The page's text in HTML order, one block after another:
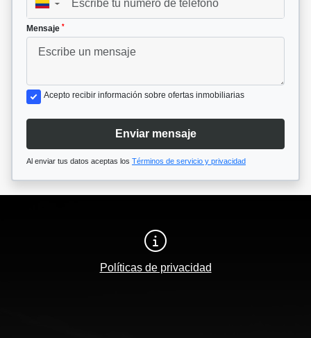
▼
Mensaje *
Acepto recibir información sobre ofertas inmobiliarias
Enviar mensaje
Al enviar tus datos aceptas los Términos de servicio y privacidad
Políticas de privacidad